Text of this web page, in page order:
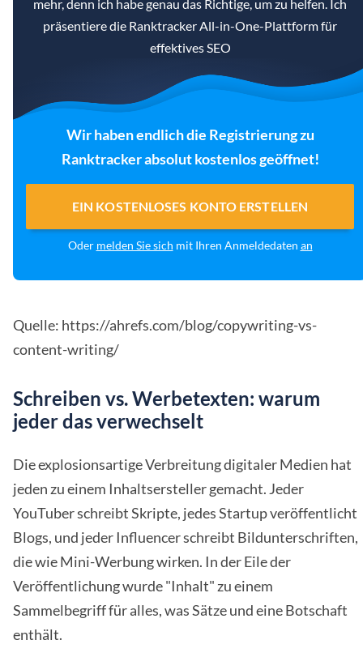
mehr, denn ich habe genau das Richtige, um zu helfen. Ich
präsentiere die Ranktracker All-in-One-Plattform für
effektives SEO
Wir haben endlich die Registrierung zu
Ranktracker absolut kostenlos geöffnet!
EIN KOSTENLOSES KONTO ERSTELLEN
Oder melden Sie sich mit Ihren Anmeldedaten an
Quelle: https://ahrefs.com/blog/copywriting-vs-
content-writing/
Schreiben vs. Werbetexten: warum
jeder das verwechselt
Die explosionsartige Verbreitung digitaler Medien hat
jeden zu einem Inhaltsersteller gemacht. Jeder
YouTuber schreibt Skripte, jedes Startup veröffentlicht
Blogs, und jeder Influencer schreibt Bildunterschriften,
die wie Mini-Werbung wirken. In der Eile der
Veröffentlichung wurde "Inhalt" zu einem
Sammelbegriff für alles, was Sätze und eine Botschaft
enthält.